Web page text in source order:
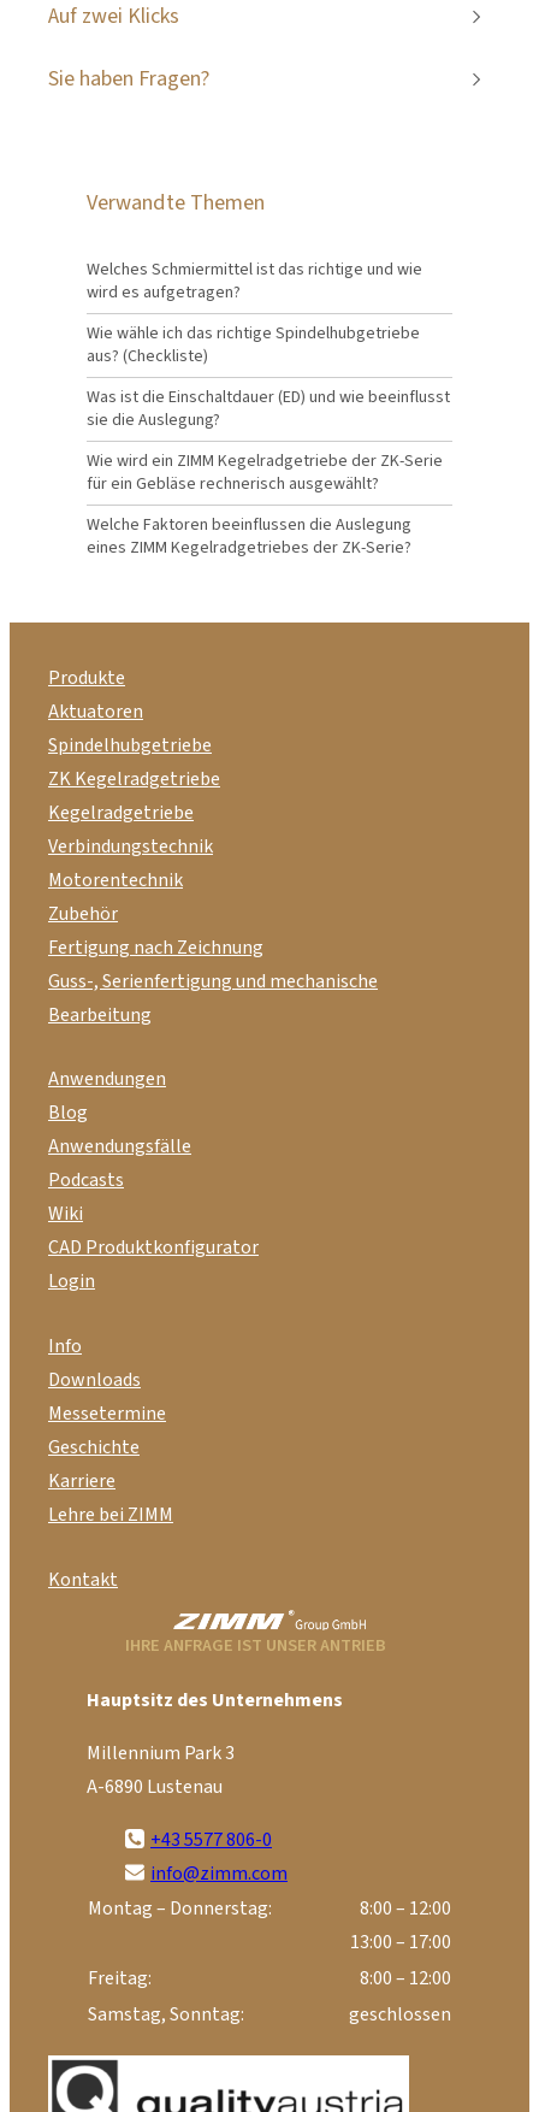
Auf zwei Klicks
Sie haben Fragen?
Verwandte Themen
Welches Schmiermittel ist das richtige und wie
wird es aufgetragen?
Wie wähle ich das richtige Spindelhubgetriebe
aus? (Checkliste)
Was ist die Einschaltdauer (ED) und wie beeinflusst
sie die Auslegung?
Wie wird ein ZIMM Kegelradgetriebe der ZK-Serie
für ein Gebläse rechnerisch ausgewählt?
Welche Faktoren beeinflussen die Auslegung
eines ZIMM Kegelradgetriebes der ZK-Serie?
Produkte
Aktuatoren
Spindelhubgetriebe
ZK Kegelradgetriebe
Kegelradgetriebe
Verbindungstechnik
Motorentechnik
Zubehör
Fertigung nach Zeichnung
Guss-, Serienfertigung und mechanische
Bearbeitung
Anwendungen
Blog
Anwendungsfälle
Podcasts
Wiki
CAD Produktkonfigurator
Login
Info
Downloads
Messetermine
Geschichte
Karriere
Lehre bei ZIMM
Kontakt
IHRE ANFRAGE IST UNSER ANTRIEB
Hauptsitz des Unternehmens
Millennium Park 3
A-6890 Lustenau
+43 5577 806-0
info@zimm.com
Montag – Donnerstag:
8:00 – 12:00
13:00 – 17:00
Freitag:
8:00 – 12:00
Samstag, Sonntag:
geschlossen